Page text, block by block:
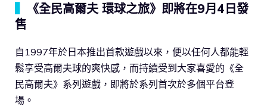
《全民高爾夫 環球之旅》即將在9月4日發
售
自1997年於日本推出首款遊戲以來，便以任何人都能輕
鬆享受高爾夫球的爽快感，而持續受到大家喜愛的《全
民高爾夫》系列遊戲，即將於系列首次於多個平台登
場。